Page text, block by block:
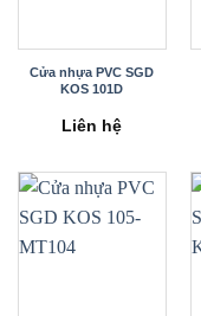
Cửa nhựa PVC SGD
KOS 101D
Liên hệ